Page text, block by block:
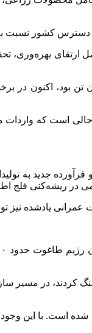
دسترس کشور نسبت
هکتار پیش از انقلاب به ۶.۸ تن
تن رسیده و رشد ۴۰۰ درصدی را
عمرانی یادشده
در مسیر
که ۵۸ نوع تحریم علیه کشور و